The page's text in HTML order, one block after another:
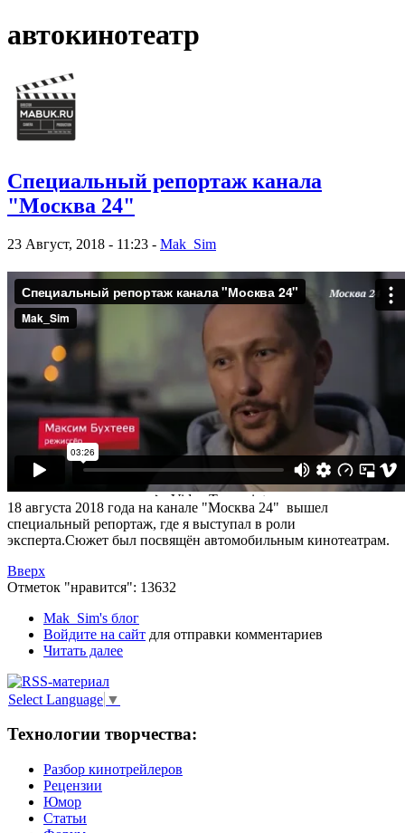
автокинотеатр
Специальный репортаж канала
"Москва 24"
23 Август, 2018 - 11:23 - Mak_Sim
18 августа 2018 года на канале "Москва 24" вышел
специальный репортаж, где я выступал в роли
эксперта.Сюжет был посвящён автомобильным кинотеатрам.
Вверх
Отметок "нравится": 13632
Mak_Sim's блог
Войдите на сайт для отправки комментариев
Читать далее
Select Language ▼
Технологии творчества:
Разбор кинотрейлеров
Рецензии
Юмор
Статьи